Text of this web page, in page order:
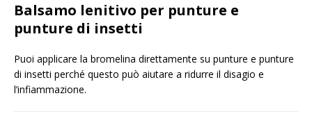
Balsamo lenitivo per punture e
punture di insetti
Puoi applicare la bromelina direttamente su punture e punture
di insetti perché questo può aiutare a ridurre il disagio e
l’infiammazione.